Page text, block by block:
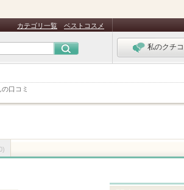
口コミ
カテゴリ一覧 ベストコスメ
私のクチコ